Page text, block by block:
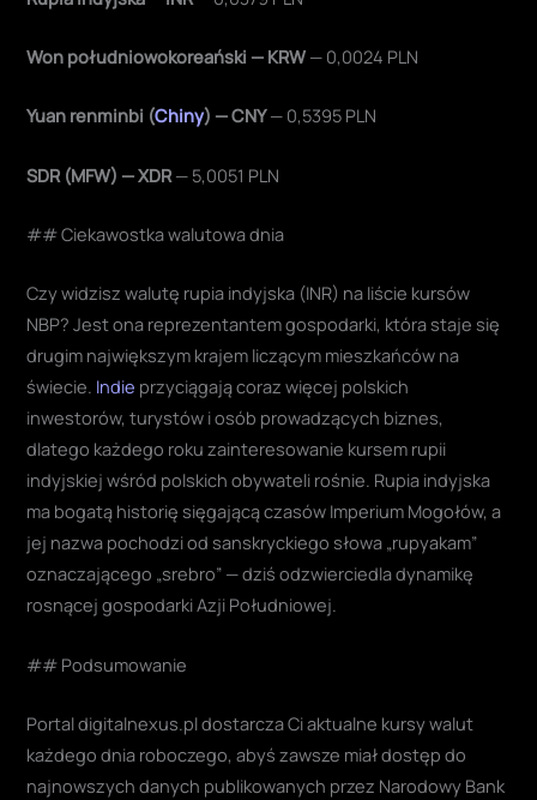
Won południowokoreański — KRW — 0,0024 PLN
Yuan renminbi (Chiny) — CNY— 0,5395 PLN
SDR (MFW) — XDR — 5,0051 PLN
## Ciekawostka walutowa dnia
Czy widzisz walutę rupia indyjska (INR) na liście kursów
NBP? Jest ona reprezentantem gospodarki, która staje się
drugim największym krajem liczącym mieszkańców na
świecie. Indie przyciągają coraz więcej polskich
inwestorów, turystów i osób prowadzących biznes,
dlatego każdego roku zainteresowanie kursem rupii
indyjskiej wśród polskich obywateli rośnie. Rupia indyjska
ma bogatą historię sięgającą czasów Imperium Mogołów, a
jej nazwa pochodzi od sanskryckiego słowa „rupyakam”
oznaczającego „srebro” — dziś odzwierciedla dynamikę
rosnącej gospodarki Azji Południowej.
## Podsumowanie
Portal digitalnexus.pl dostarcza Ci aktualne kursy walut
każdego dnia roboczego, abyś zawsze miał dostęp do
najnowszych danych publikowanych przez Narodowy Bank